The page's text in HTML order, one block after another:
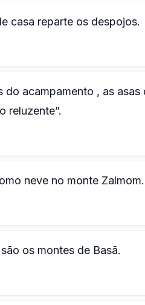
casa reparte os despojos.
acampamento , as asas
reluzente”.
neve no monte Zalmom.
os montes de Basã.